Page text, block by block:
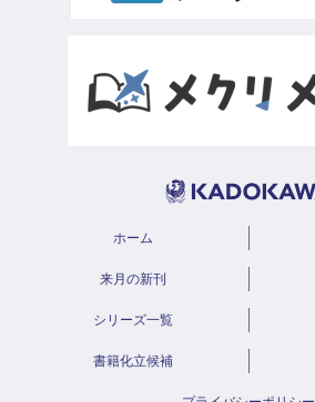
ホーム
来月の新刊
シリーズ一覧
書籍化立候補